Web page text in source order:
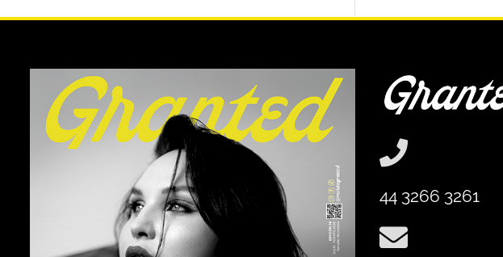
44 3266 3261